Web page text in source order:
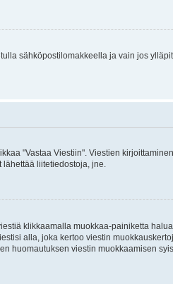
sähköpostilomakkeella ja vain jos
"Vastaa Viestiin". Viestien
liitetiedostoja, jne.
klikkaamalla muokkaa-painiketta
alla, joka kertoo viestin
huomautuksen viestin muokkaamisen